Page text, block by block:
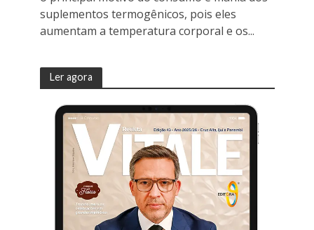
suplementos termogênicos, pois eles
aumentam a temperatura corporal e os...
Ler agora